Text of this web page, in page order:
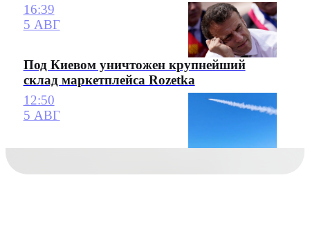
16:39
5 АВГ
Под Киевом уничтожен крупнейший
склад маркетплейса Rozetka
12:50
5 АВГ